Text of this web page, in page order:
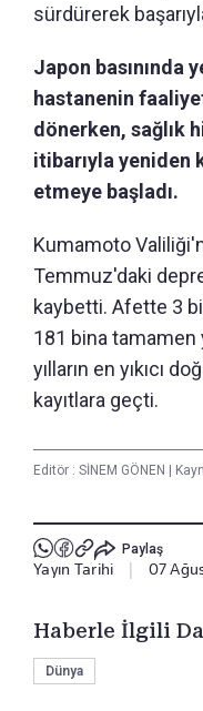
sürdürerek
Japon basınında
hastanenin
dönerken, sağlık
itibarıyla yeniden
etmeye başladı.
Kumamoto
Temmuz'daki
kaybetti. Afette 3
181 bina tamamen
yılların en yıkıcı
kayıtlara geçti.
Editör : SİNEM GÖNEN |
Paylaş
Yayın Tarihi 07
Haberle İlgili
Dünya